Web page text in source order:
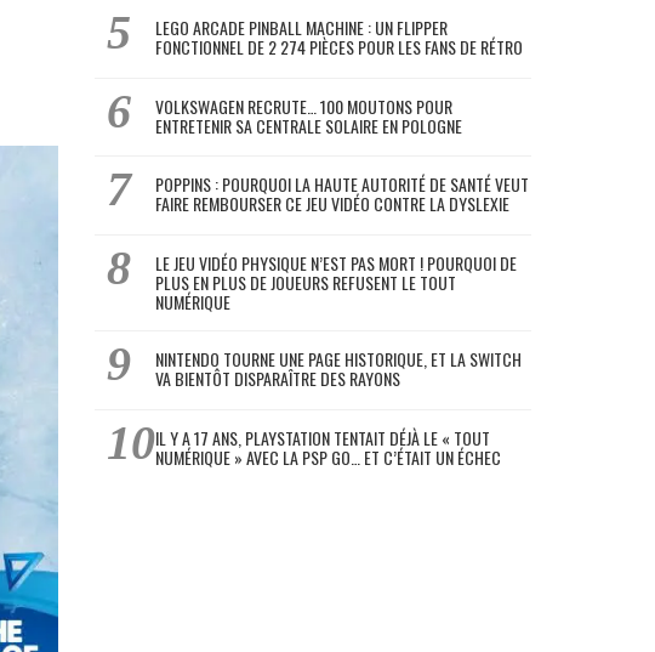
LEGO ARCADE PINBALL MACHINE : UN FLIPPER
FONCTIONNEL DE 2 274 PIÈCES POUR LES FANS DE RÉTRO
VOLKSWAGEN RECRUTE… 100 MOUTONS POUR
ENTRETENIR SA CENTRALE SOLAIRE EN POLOGNE
POPPINS : POURQUOI LA HAUTE AUTORITÉ DE SANTÉ VEUT
FAIRE REMBOURSER CE JEU VIDÉO CONTRE LA DYSLEXIE
LE JEU VIDÉO PHYSIQUE N’EST PAS MORT ! POURQUOI DE
PLUS EN PLUS DE JOUEURS REFUSENT LE TOUT
NUMÉRIQUE
NINTENDO TOURNE UNE PAGE HISTORIQUE, ET LA SWITCH
VA BIENTÔT DISPARAÎTRE DES RAYONS
IL Y A 17 ANS, PLAYSTATION TENTAIT DÉJÀ LE « TOUT
NUMÉRIQUE » AVEC LA PSP GO… ET C’ÉTAIT UN ÉCHEC